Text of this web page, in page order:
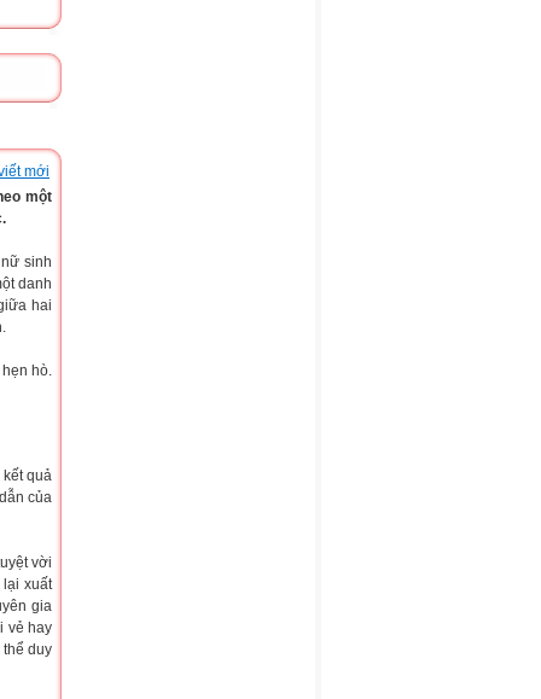
mới
một
sinh
danh
hai
hò.
quả
của
vời
xuất
gia
vẻ hay
duy